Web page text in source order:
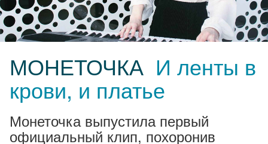
МОНЕТОЧКА И ленты в
крови, и платье
Монеточка выпустила первый
официальный клип, похоронив